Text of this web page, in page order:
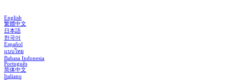
English
繁體中文
日本語
한국어
Español
แบบไทย
Bahasa Indonesia
Português
简体中文
Italiano